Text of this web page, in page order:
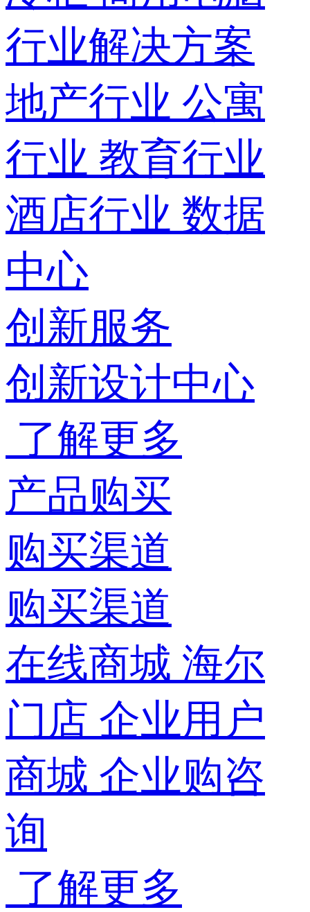
行业解决方案
地产行业 公寓
行业 教育行业
酒店行业 数据
中心
创新服务
创新设计中心
了解更多
产品购买
购买渠道
购买渠道
在线商城 海尔
门店 企业用户
商城 企业购咨
询
了解更多